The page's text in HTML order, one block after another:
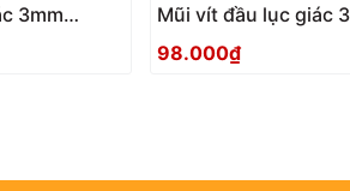
3mm
Mũi vít đầu lục giác
ACHX-3010 Anex
98.000₫